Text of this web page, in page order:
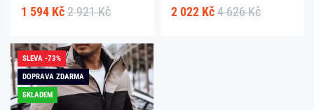
1 594 Kč 2 921 Kč 2 022 Kč 4 626 Kč
SLEVA -73%
DOPRAVA ZDARMA
SKLADEM